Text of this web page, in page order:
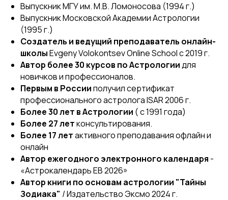
Выпускник МГУ им. М.В. Ломоносова (1994 г.)
Выпускник Московской Академии Астрологии
(1995 г.)
Создатель и ведущий преподаватель онлайн-
школыEvgeny Volokontsev Online School с 2019 г.
Автор более 30 курсов по Астрологиидля
новичков и профессионалов.
Первым в Россииполучил сертификат
профессионального астролога ISAR 2006 г.
Более 30 лет в Астрологии ( с 1991 года)
Более 27 летконсультирования.
Более 17 летактивного преподавания офлайн и
онлайн
Автор ежегодного электронного календаря -
«Астрокалендарь ЕВ 2026»
Автор книги по основам астрологии "Тайны
Зодиака" / Издательство Эксмо 2024 г.